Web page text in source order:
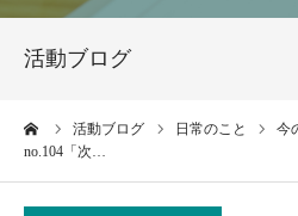
活動ブログ
活動ブログ 日常のこと
今
no.104「次…